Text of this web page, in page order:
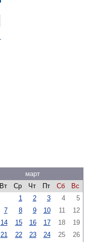
март
Вт Ср Чт Пт Сб
Вс
1
2 3 4
5
7 8 9 10 11
12
14 15 16 17 18
19
21 22 23 24 25
26